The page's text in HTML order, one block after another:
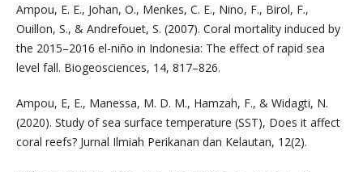
Ampou, E. E., Johan, O., Menkes, C. E., Nino, F., Birol, F.,
Ouillon, S., & Andrefouet, S. (2007). Coral mortality induced by
the 2015–2016 el-niño in Indonesia: The effect of rapid sea
level fall. Biogeosciences, 14, 817–826.
Ampou, E, E., Manessa, M. D. M., Hamzah, F., & Widagti, N.
(2020). Study of sea surface temperature (SST), Does it affect
coral reefs? Jurnal Ilmiah Perikanan dan Kelautan, 12(2).